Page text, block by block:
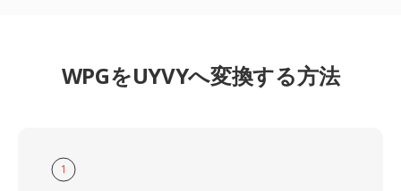
WPGをUYVYへ変換する方法
1